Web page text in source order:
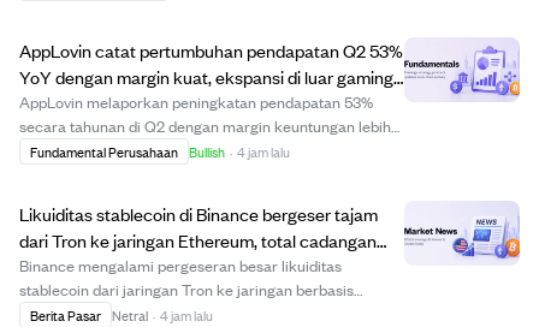
AppLovin catat pertumbuhan pendapatan Q2 53%
YoY dengan margin kuat, ekspansi di luar gaming
meski ada risiko regulasi.
AppLovin melaporkan peningkatan pendapatan 53%
secara tahunan di Q2 dengan margin keuntungan lebih
dari 75%, menunjukkan kombinasi langka antara skala,
pe...
Fundamental Perusahaan Bullish · 4 jam lalu
Likuiditas stablecoin di Binance bergeser tajam
dari Tron ke jaringan Ethereum, total cadangan
tetap stabil.
Binance mengalami pergeseran besar likuiditas
stablecoin dari jaringan Tron ke jaringan berbasis
Ethereum dalam dua minggu terakhir. Cadangan USDT
Berita Pasar Netral · 4 jam lalu